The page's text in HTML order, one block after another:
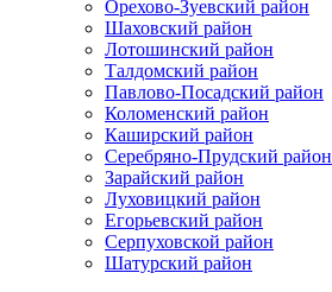
Орехово-Зуевский район
Шаховский район
Лотошинский район
Талдомский район
Павлово-Посадский район
Коломенский район
Каширский район
Серебряно-Прудский район
Зарайский район
Луховицкий район
Егорьевский район
Серпуховской район
Шатурский район